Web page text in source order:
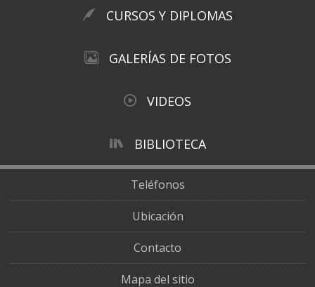
CURSOS Y DIPLOMAS
GALERÍAS DE FOTOS
VIDEOS
BIBLIOTECA
Teléfonos
Ubicación
Contacto
Mapa del sitio